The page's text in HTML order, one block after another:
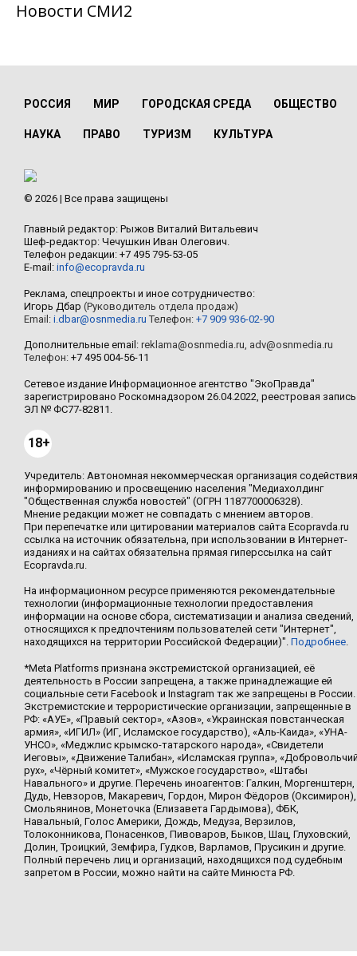
Новости СМИ2
РОССИЯ МИР ГОРОДСКАЯ СРЕДА ОБЩЕСТВО
НАУКА ПРАВО ТУРИЗМ КУЛЬТУРА
© 2026 | Все права защищены
Главный редактор: Рыжов Виталий Витальевич
Шеф-редактор: Чечушкин Иван Олегович.
Телефон редакции: +7 495 795-53-05
E-mail: info@ecopravda.ru
Реклама, спецпроекты и иное сотрудничество:
Игорь Дбар (Руководитель отдела продаж)
Email: i.dbar@osnmedia.ru Телефон: +7 909 936-02-90
Дополнительные email: reklama@osnmedia.ru adv@osnmedia.ru
Телефон: +7 495 004-56-11
Сетевое издание Информационное агентство "ЭкоПравда"
зарегистрировано Роскомнадзором 26.04.2022, реестровая запись
ЭЛ № ФС77-82811.
18+
Учредитель: Автономная некоммерческая организация содействия
информированию и просвещению населения "Медиахолдинг
"Общественная служба новостей" (ОГРН 1187700006328).
Мнение редакции может не совпадать с мнением авторов.
При перепечатке или цитировании материалов сайта Ecopravda.ru
ссылка на источник обязательна, при использовании в Интернет-
изданиях и на сайтах обязательна прямая гиперссылка на сайт
Ecopravda.ru.
На информационном ресурсе применяются рекомендательные
технологии (информационные технологии предоставления
информации на основе сбора, систематизации и анализа сведений,
относящихся к предпочтениям пользователей сети "Интернет",
находящихся на территории Российской Федерации)". Подробнее
*Meta Platforms признана экстремистской организацией, её
деятельность в России запрещена, а также принадлежащие ей
социальные сети Facebook и Instagram так же запрещены в России.
Экстремистские и террористические организации, запрещенные в
РФ: «АУЕ», «Правый сектор», «Азов», «Украинская повстанческая
армия», «ИГИЛ» (ИГ, Исламское государство), «Аль-Каида», «УНА-
УНСО», «Меджлис крымско-татарского народа», «Свидетели
Иеговы», «Движение Талибан», «Исламская группа»,
рух», «Чёрный комитет», «Мужское государство», «Штабы
Навального» и другие. Перечень иноагентов: Галкин, Моргенштерн,
Дудь, Невзоров, Макаревич, Гордон, Мирон Фёдоров (Оксимирон),
Смольянинов, Монеточка (Елизавета Гардымова), ФБК,
Навальный, Голос Америки, Дождь, Медуза, Верзилов,
Толоконникова, Понасенков, Пивоваров, Быков, Шац, Глуховский,
Долин, Троицкий, Земфира, Гудков, Варламов, Прусикин и другие.
Полный перечень лиц и организаций, находящихся под судебным
запретом в России, можно найти на сайте Минюста РФ.